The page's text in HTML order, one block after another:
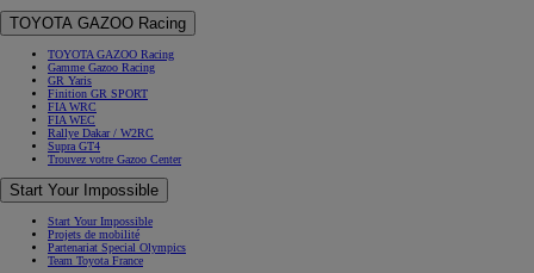
TOYOTA GAZOO Racing
TOYOTA GAZOO Racing
Gamme Gazoo Racing
GR Yaris
Finition GR SPORT
FIA WRC
FIA WEC
Rallye Dakar / W2RC
Supra GT4
Trouvez votre Gazoo Center
Start Your Impossible
Start Your Impossible
Projets de mobilité
Partenariat Special Olympics
Team Toyota France